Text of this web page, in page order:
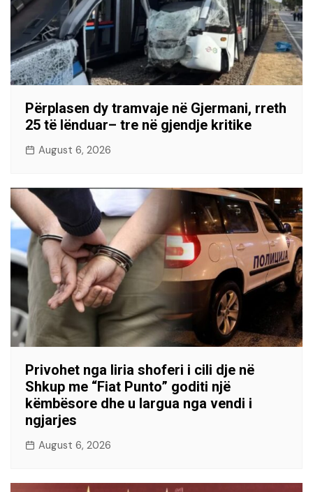
Përplasen dy tramvaje në Gjermani, rreth
25 të lënduar– tre në gjendje kritike
August 6, 2026
Privohet nga liria shoferi i cili dje në
Shkup me “Fiat Punto” goditi një
këmbësore dhe u largua nga vendi i
ngjarjes
August 6, 2026